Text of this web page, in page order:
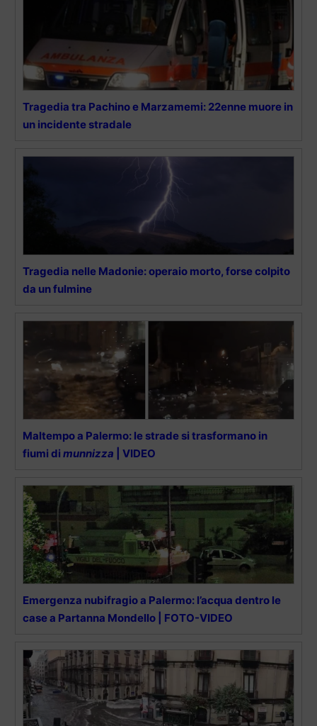
Tragedia tra Pachino e Marzamemi: 22enne muore in
un incidente stradale
Tragedia nelle Madonie: operaio morto, forse colpito
da un fulmine
Maltempo a Palermo: le strade si trasformano in
fiumi di munnizza | VIDEO
Emergenza nubifragio a Palermo: l’acqua dentro le
case a Partanna Mondello | FOTO-VIDEO